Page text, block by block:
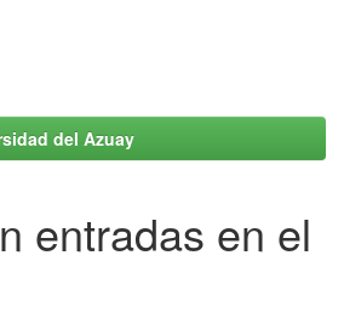
del Azuay
entradas en el